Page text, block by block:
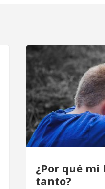
¿Por qué
tanto?